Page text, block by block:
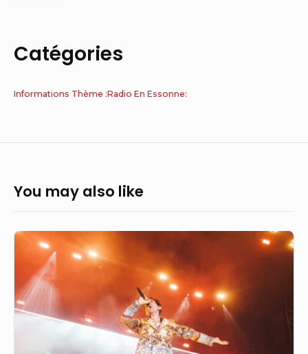
Catégories
Informations Thème :Radio En Essonne:
You may also like
Essonne
scène